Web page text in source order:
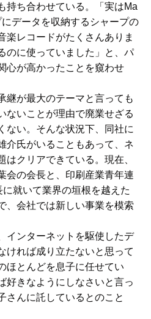
持ち合わせている。「実はMa
データを収納するシャープの
楽レコードがたくさんありま
のに使っていました」と、パ
心が高かったことを窺わせ
継が最大のテーマと言っても
ないことが理由で廃業せざる
ない。そんな状況下、同社に
介氏がいることもあって、ネ
はクリアできている。現在、
会の会長と、印刷産業青年連
就いて業界の垣根を越えた
、会社では新しい事業を模索
インターネットを駆使したデ
ければ成り立たないと思って
ほとんどを息子に任せてい
好きなようにしなさいと言っ
さんに託しているとのこと